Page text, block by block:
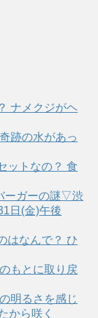
ナメクジがヘ
跡の水があっ
ットなの？ 食
ーガーの謎▽渋
日(金)午後
はなんで？ ひ
もとに取り戻
明るさを感じ
から咲く